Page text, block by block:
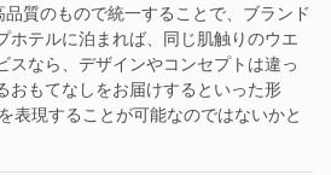
品質のもので統一することで、ブランド
ホテルに泊まれば、同じ肌触りのウエ
スなら、デザインやコンセプトは違っ
おもてなしをお届けするといった形
表現することが可能なのではないかと